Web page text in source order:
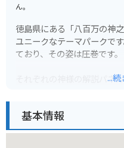
ん。
徳島県にある「八百万の神
ユニークなテーマパークで
ており、その姿は圧巻です。
それぞれの神様の解説パネ
バイクで行く場合は、山道
...
基本情報